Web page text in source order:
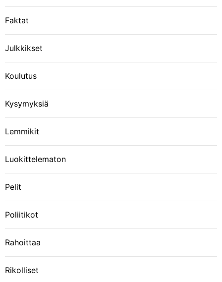
Faktat
Julkkikset
Koulutus
Kysymyksiä
Lemmikit
Luokittelematon
Pelit
Poliitikot
Rahoittaa
Rikolliset